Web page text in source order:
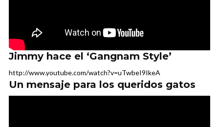
Jimmy hace el ‘Gangnam Style’
http://www.youtube.com/watch?v=uTwbeI9IkeA
Un mensaje para los queridos gatos